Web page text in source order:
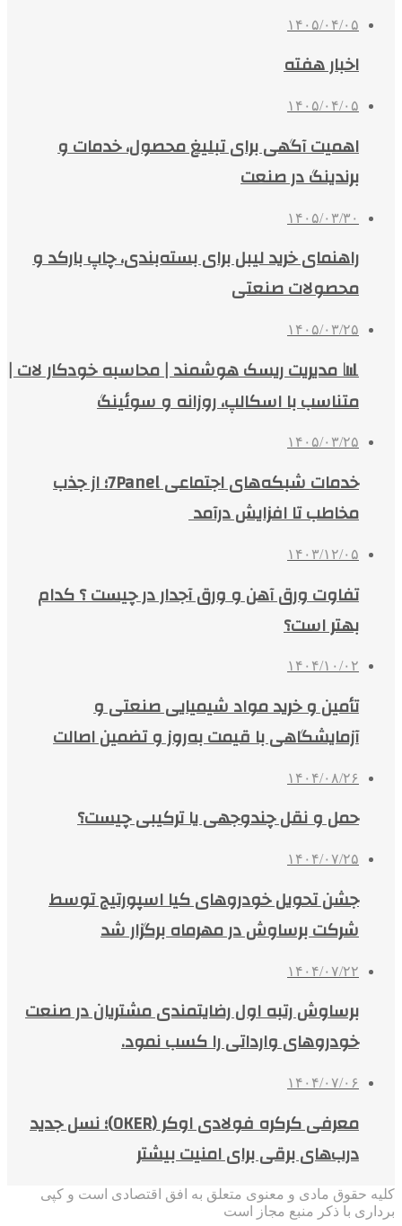
۱۴۰۵/۰۴/۰۵
اخبار هفته
۱۴۰۵/۰۴/۰۵
اهمیت آگهی برای تبلیغ محصول، خدمات و
برندینگ در صنعت
۱۴۰۵/۰۳/۳۰
راهنمای خرید لیبل برای بسته‌بندی، چاپ بارکد و
محصولات صنعتی
۱۴۰۵/۰۳/۲۵
📊 مدیریت ریسک هوشمند | محاسبه خودکار لات |
متناسب با اسکالپ، روزانه و سوئینگ
۱۴۰۵/۰۳/۲۵
خدمات شبکه‌های اجتماعی 7Panel؛ از جذب
مخاطب تا افزایش درآمد
۱۴۰۳/۱۲/۰۵
تفاوت ورق آهن و ورق آجدار در چیست ؟ کدام
بهتر است؟
۱۴۰۴/۱۰/۰۲
تأمین و خرید مواد شیمیایی صنعتی و
آزمایشگاهی با قیمت به‌روز و تضمین اصالت
۱۴۰۴/۰۸/۲۶
حمل و نقل چندوجهی یا ترکیبی چیست؟
۱۴۰۴/۰۷/۲۵
جشن تحویل خودروهای کیا اسپورتیج توسط
شرکت برساوش در مهرماه برگزار شد
۱۴۰۴/۰۷/۲۲
برساوش رتبه اول رضایتمندی مشتریان در صنعت
خودروهای وارداتی را کسب نمود.
۱۴۰۴/۰۷/۰۶
معرفی کرکره فولادی اوکر (OKER)؛ نسل جدید
درب‌های برقی برای امنیت بیشتر
کلیه حقوق مادی و معنوی متعلق به افق اقتصادی است و کپی
برداری با ذکر منبع مجاز است